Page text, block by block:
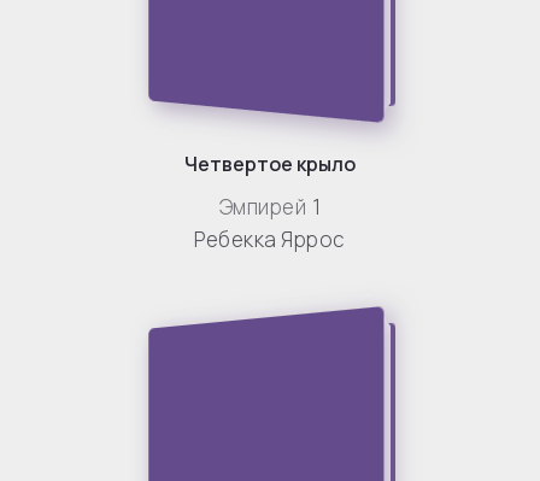
Четвертое крыло
Эмпирей 1
Ребекка Яррос